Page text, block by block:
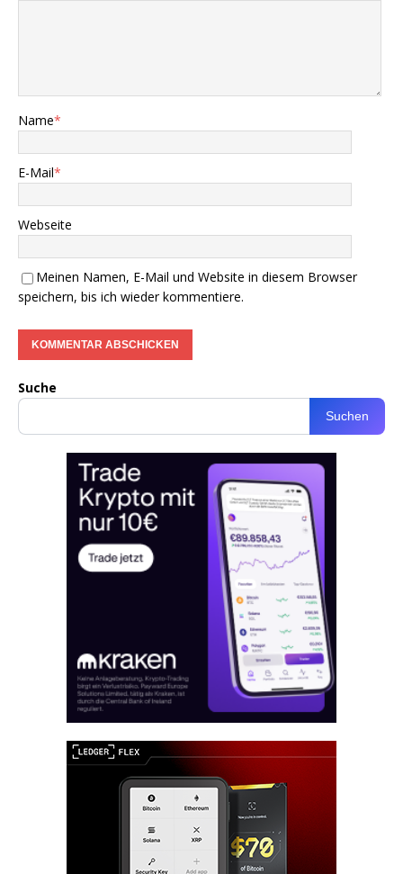
Name*
E-Mail*
Webseite
Meinen Namen, E-Mail und Website in diesem Browser
speichern, bis ich wieder kommentiere.
Suche
Suchen